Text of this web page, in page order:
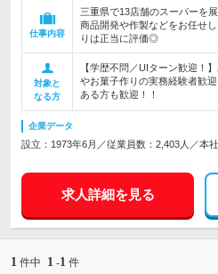
仕事内容
三重県で13店舗のスーパーを
商品開発や作製などをお任せ
りは正当に評価◎
対象と
なる方
【学歴不問／UIターン歓迎！
やお菓子作りの実務経験者歓
ある方も歓迎！！
企業データ
設立：1973年6月／従業員数：2,403人／本
求人詳細を見る
1 件中 1 -1 件